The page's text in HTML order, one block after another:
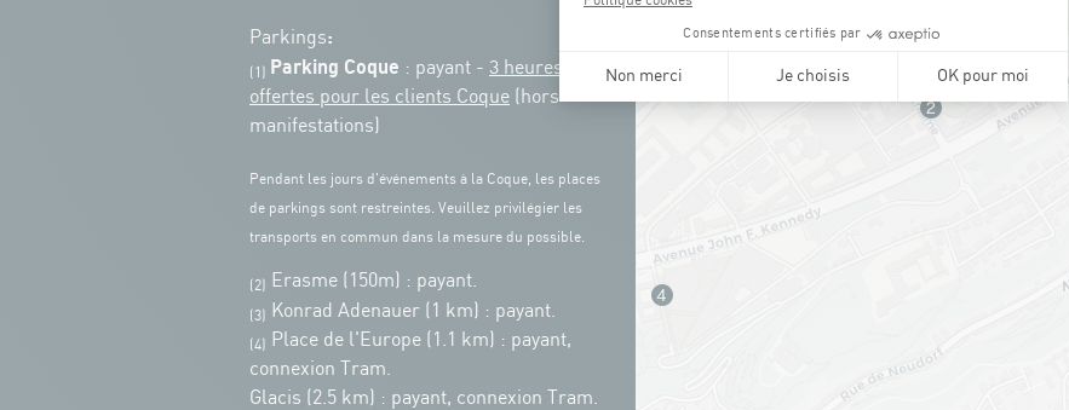
Parkings:
(1) Parking Coque : payant - 3 heures
offertes pour les clients Coque (hors
manifestations)
Pendant les jours d'événements à la Coque, les places
de parkings sont restreintes. Veuillez privilégier les
transports en commun dans la mesure du possible.
(2) Erasme (150m) : payant.
(3) Konrad Adenauer (1 km) : payant.
(4)
Place de l'Europe (1.1 km) : payant,
connexion Tram.
Glacis (2.5 km) : payant, connexion Tram.